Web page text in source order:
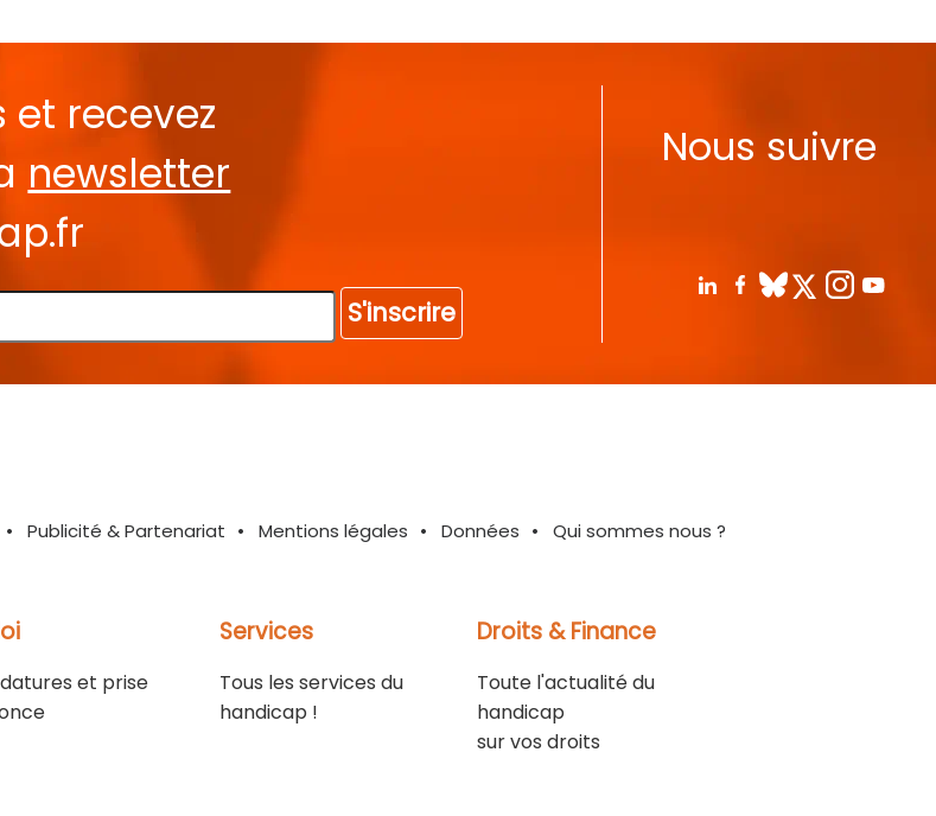
et recevez
newsletter
S'inscrire
Nous suivre
Publicité & Partenariat Mentions légales Données Qui sommes nous ?
et prise
Services
Tous les services du
handicap !
Droits & Finance
Toute l'actualité du
handicap
sur vos droits